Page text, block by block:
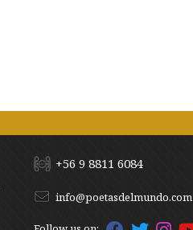
+56 9 8811 6084
info@poetasdelmundo.com